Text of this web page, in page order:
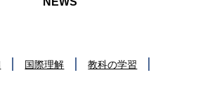
国際理解 教科の学習